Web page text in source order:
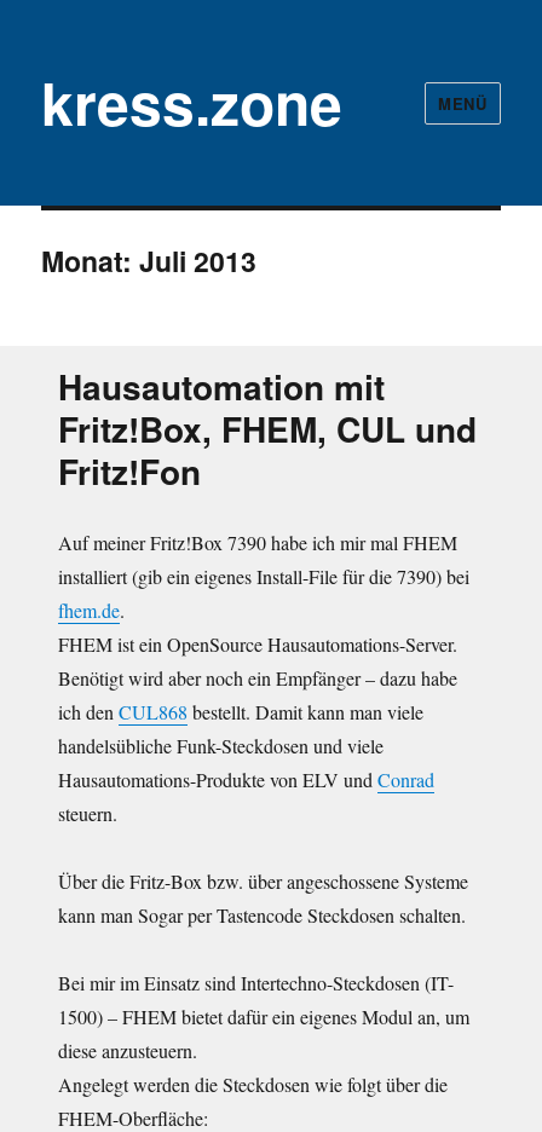
kress.zone MENÜ
Monat:Juli 2013
Hausautomation mit
Fritz!Box, FHEM, CUL und
Fritz!Fon
Auf meiner Fritz!Box 7390 habe ich mir mal FHEM
installiert (gib ein eigenes Install-File für die 7390) bei
fhem.de.
FHEM ist ein OpenSource Hausautomations-Server.
Benötigt wird aber noch ein Empfänger – dazu habe
ich den CUL868 bestellt. Damit kann man viele
handelsübliche Funk-Steckdosen und viele
Hausautomations-Produkte von ELV und Conrad
steuern.
Über die Fritz-Box bzw. über angeschossene Systeme
kann man Sogar per Tastencode Steckdosen schalten.
Bei mir im Einsatz sind Intertechno-Steckdosen (IT-
1500) – FHEM bietet dafür ein eigenes Modul an, um
diese anzusteuern.
Angelegt werden die Steckdosen wie folgt über die
FHEM-Oberfläche: